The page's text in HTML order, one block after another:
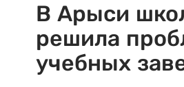
В Арыси
решила
учебных